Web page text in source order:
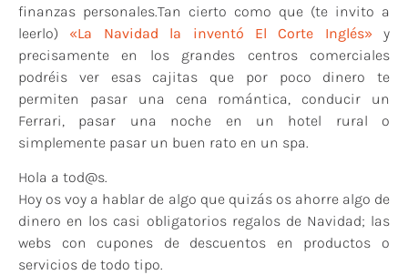
finanzas personales.Tan cierto como que (te invito a
leerlo) «La Navidad la inventó El Corte Inglés»y
precisamente en los grandes centros comerciales
podréis ver esas cajitas que por poco dinero te
permiten pasar una cena romántica, conducir un
Ferrari, pasar una noche en un hotel rural o
simplemente pasar un buen rato en un spa.
Hola a tod@s.
Hoy os voy a hablar de algo que quizás os ahorre algo de
dinero en los casi obligatorios regalos de Navidad; las
webs con cupones de descuentos en productos o
servicios de todo tipo.